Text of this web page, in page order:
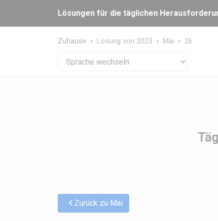
Lösungen für die täglichen
Zuhause Lösung von 2023 Mai 26
Zurück zu Mai